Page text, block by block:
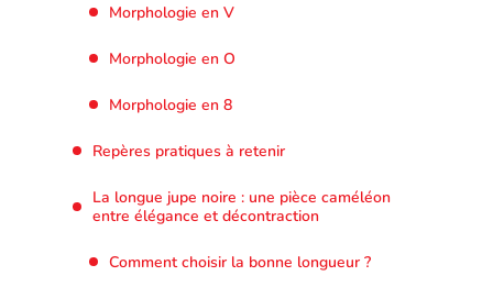
Morphologie en V
Morphologie en O
Morphologie en 8
Repères pratiques à retenir
La longue jupe noire : une pièce caméléon
entre élégance et décontraction
Comment choisir la bonne longueur ?